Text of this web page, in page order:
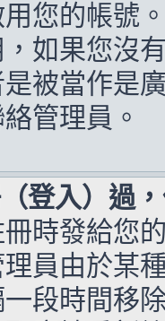
您的帳號
如果您沒
被當作是
管理員。
登入）過
時發給您
員由於某
段時間移